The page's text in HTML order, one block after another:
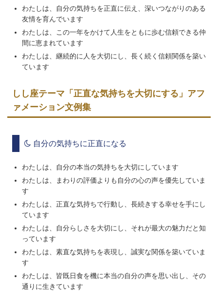
わたしは、自分の気持ちを正直に伝え、深いつながりのある
友情を育んでいます
わたしは、この一年をかけて人生をともに歩む信頼できる仲
間に恵まれています
わたしは、継続的に人を大切にし、長く続く信頼関係を築い
ています
しし座テーマ「正直な気持ちを大切にする」アフ
ァメーション文例集
自分の気持ちに正直になる
わたしは、自分の本当の気持ちを大切にしています
わたしは、まわりの評価よりも自分の心の声を優先していま
す
わたしは、正直な気持ちで行動し、長続きする幸せを手にし
ています
わたしは、自分らしさを大切にし、それが最大の魅力だと知
っています
わたしは、素直な気持ちを表現し、誠実な関係を築いていま
す
わたしは、皆既日食を機に本当の自分の声を思い出し、その
通りに生きています